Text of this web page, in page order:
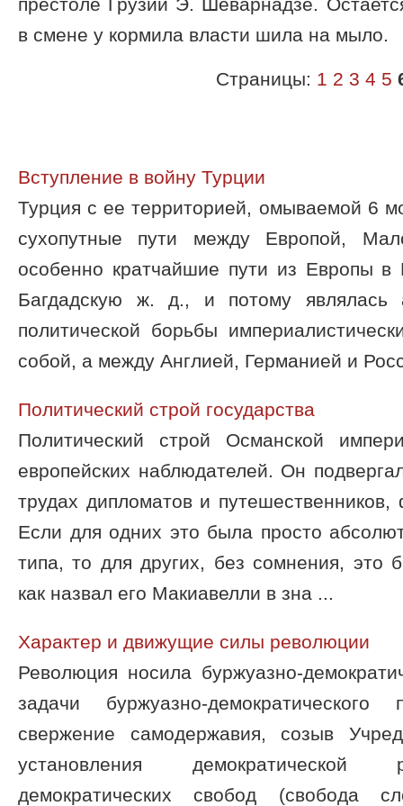
в смене у кормила власти шила на мыло.
Страницы: 1 2 3 4 5
Вступление в войну Турции
Турция с ее территорией, омываемой 6
сухопутные пути между Европой,
особенно кратчайшие пути из Европы
Багдадскую ж. д., и потому являлась
политической борьбы
собой, а между Англией, Германией и
Политический строй государства
Политический строй Османской
европейских наблюдателей. Он
трудах дипломатов и
Если для одних это была просто
типа, то для других, без сомнения, это
как назвал его Макиавелли в зна ...
Характер и движущие силы революции
Революция носила буржуазно-
задачи буржуазно-демократического
свержение самодержавия, созыв
установления демократической
демократических свобод (свобода